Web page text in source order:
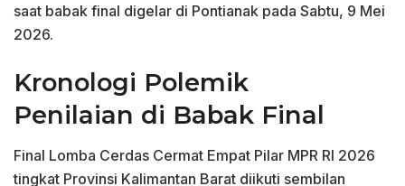
saat babak final digelar di Pontianak pada Sabtu, 9 Mei
2026.
Kronologi Polemik
Penilaian di Babak Final
Final Lomba Cerdas Cermat Empat Pilar MPR RI 2026
tingkat Provinsi Kalimantan Barat diikuti sembilan